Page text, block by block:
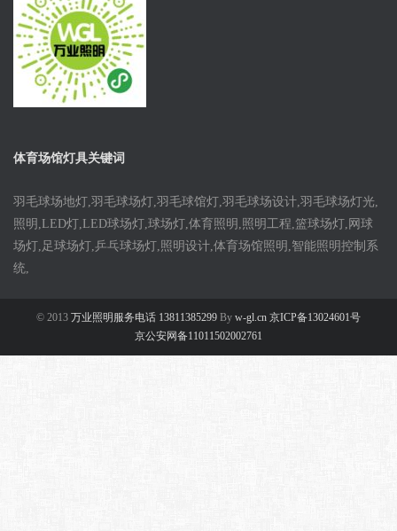
体育场馆灯具关键词
羽毛球场地灯,羽毛球场灯,羽毛球馆灯,羽毛球场设计,羽毛球场灯光,
照明,LED灯,LED球场灯,球场灯,体育照明,照明工程,篮球场灯,网球
场灯,足球场灯,乒乓球场灯,照明设计,体育场馆照明,智能照明控制系
统,
© 2013 万业照明服务电话 13811385299 By w-gl.cn 京ICP备13024601号
京公安网备11011502002761